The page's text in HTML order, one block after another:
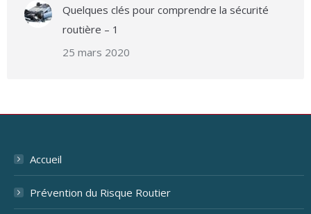
Quelques clés pour comprendre la sécurité
routière – 1
25 mars 2020
Accueil
Prévention du Risque Routier